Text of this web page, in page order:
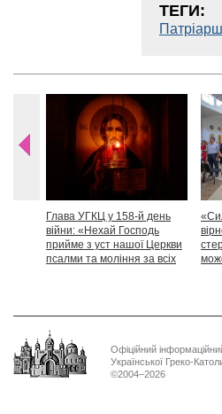
ТЕГИ:
Глава УГКЦ у 158-й день
війни: «Нехай Господь
прийме з уст нашої Церкви
псалми та моління за всіх
Офіційний
Української Греко-
©2004–2026